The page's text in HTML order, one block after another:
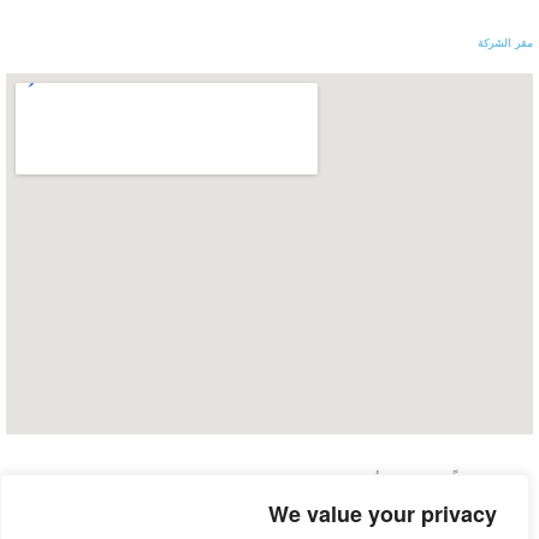
We value your privacy
مقر الشركة
تجري حالياً إجراءات تأسيس شركة وايزلي إنشور لدى الهيئة العامة للرقابة
المالية في مصر، وتعمل في الوقت الحالي تحت ترخيص إسلام عبد الوهاب
برقم هيئة الرقابة المالية 32700.